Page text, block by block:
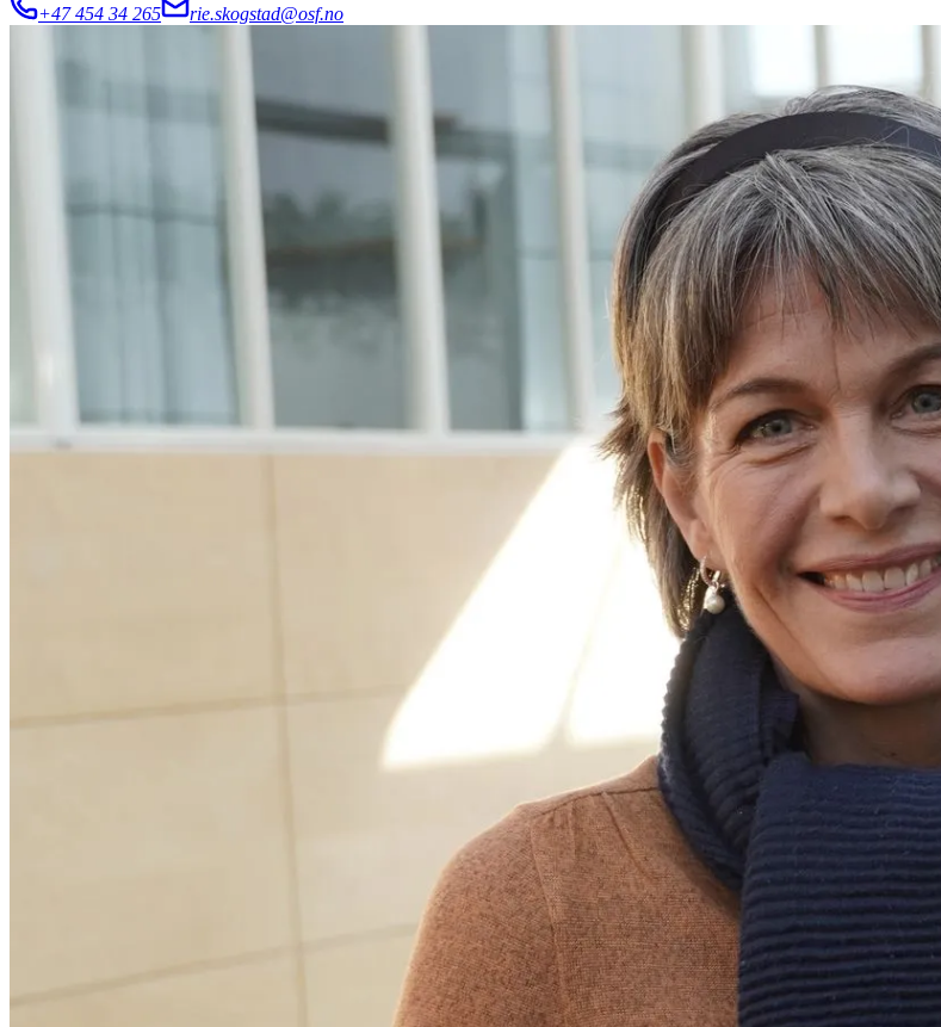
+47 454 34 265
rie.skogstad@osf.no